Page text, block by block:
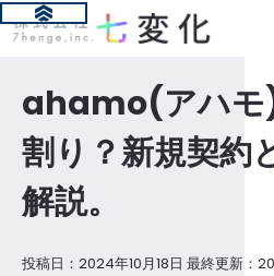
ahamo(アハモ
割り？新規契約
解説。
投稿日：2024年10月18日 最終更新：